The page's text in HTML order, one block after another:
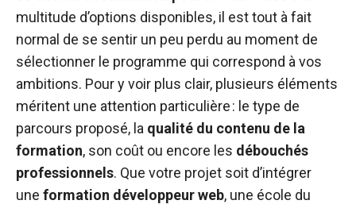
multitude d’options disponibles, il est tout à fait
normal de se sentir un peu perdu au moment de
sélectionner le programme qui correspond à vos
ambitions. Pour y voir plus clair, plusieurs éléments
méritent une attention particulière : le type de
parcours proposé, la qualité du contenu de la
formation, son coût ou encore les débouchés
professionnels. Que votre projet soit d’intégrer
une formation développeur web, une école du